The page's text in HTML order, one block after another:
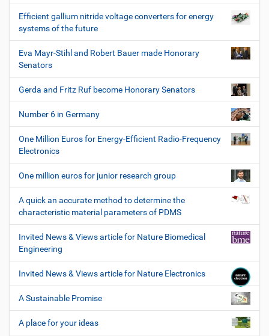
Efficient gallium nitride voltage converters for energy
systems of the future
Eva Mayr-Stihl and Robert Bauer made Honorary
Senators
Gerda and Fritz Ruf become Honorary Senators
Number 6 in Germany
One Million Euros for Energy-Efficient Radio-Frequency
Electronics
One million euros for junior research group
A quick an accurate method to determine the
characteristic material parameters of PDMS
Invited News & Views article for Nature Biomedical
Engineering
Invited News & Views article for Nature Electronics
A Sustainable Promise
A place for your ideas